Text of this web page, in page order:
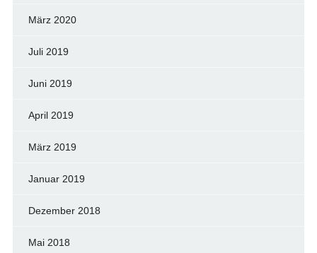
März 2020
Juli 2019
Juni 2019
April 2019
März 2019
Januar 2019
Dezember 2018
Mai 2018